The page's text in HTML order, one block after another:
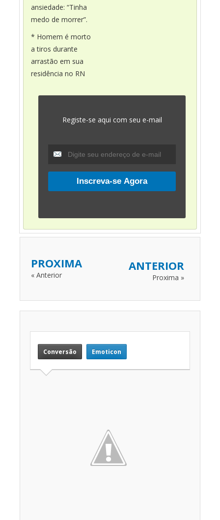
ansiedade: “Tinha
medo de morrer”.
* Homem é morto
a tiros durante
arrastão em sua
residência no RN
Registe-se aqui com seu e-mail
PROXIMA
« Anterior
ANTERIOR
Proxima »
Conversão Emoticon